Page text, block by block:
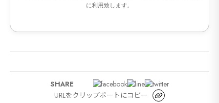
に利用致します。
SHARE
URLをクリップポートにコピー